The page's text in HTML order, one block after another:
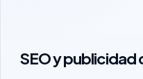
SEO y publicidad